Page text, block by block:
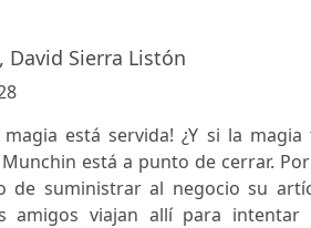
David Sierra Listón
magia está servida! ¿Y si la
está a punto de cerrar.
de suministrar al negocio su
amigos viajan allí para intentar